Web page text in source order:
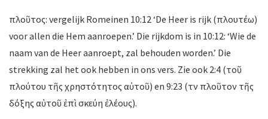
πλοῦτος: vergelijk Romeinen 10:12 ‘De Heer is rijk (πλουτέω)
voor allen die Hem aanroepen.’ Die rijkdom is in 10:12: ‘Wie de
naam van de Heer aanroept, zal behouden worden.’ Die
strekking zal het ook hebben in ons vers. Zie ook 2:4 (τοῦ
πλούτου τῆς χρηστότητος αὐτοῦ) en 9:23 (τὸν πλοῦτον τῆς
δόξης αὐτοῦ ἐπὶ σκεύη ἐλέους).